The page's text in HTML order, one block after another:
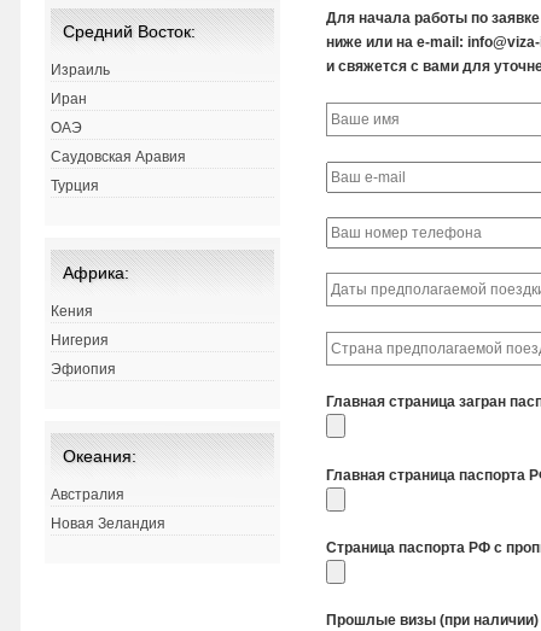
Для начала работы по
ниже или на e-mail:
и свяжется с вами для
Главная страница загран
Главная страница паспорта
Страница паспорта РФ с
Прошлые визы (при наличии)
Средний Восток:
Израиль
Иран
ОАЭ
Саудовская Аравия
Турция
Африка:
Кения
Нигерия
Эфиопия
Океания:
Австралия
Новая Зеландия